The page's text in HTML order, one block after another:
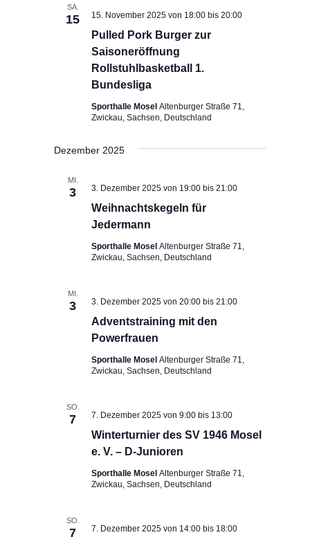
SA.
15
Pulled Pork Burger zur
Saisoneröffnung
Rollstuhlbasketball 1.
Bundesliga
15. November 2025 von 18:00bis20:00
Sporthalle MoselAltenburger Straße 71,
Zwickau, Sachsen, Deutschland
Dezember 2025
MI.
3
Weihnachtskegeln für
Jedermann
3. Dezember 2025 von 19:00bis21:00
Sporthalle MoselAltenburger Straße 71,
Zwickau, Sachsen, Deutschland
MI.
3
Adventstraining mit den
Powerfrauen
3. Dezember 2025 von 20:00bis21:00
Sporthalle MoselAltenburger Straße 71,
Zwickau, Sachsen, Deutschland
SO.
7
Winterturnier des SV 1946 Mosel
e. V. – D-Junioren
7. Dezember 2025 von 9:00bis 13:00
Sporthalle MoselAltenburger Straße 71,
Zwickau, Sachsen, Deutschland
SO.
7 7. Dezember 2025 von 14:00bis 18:00